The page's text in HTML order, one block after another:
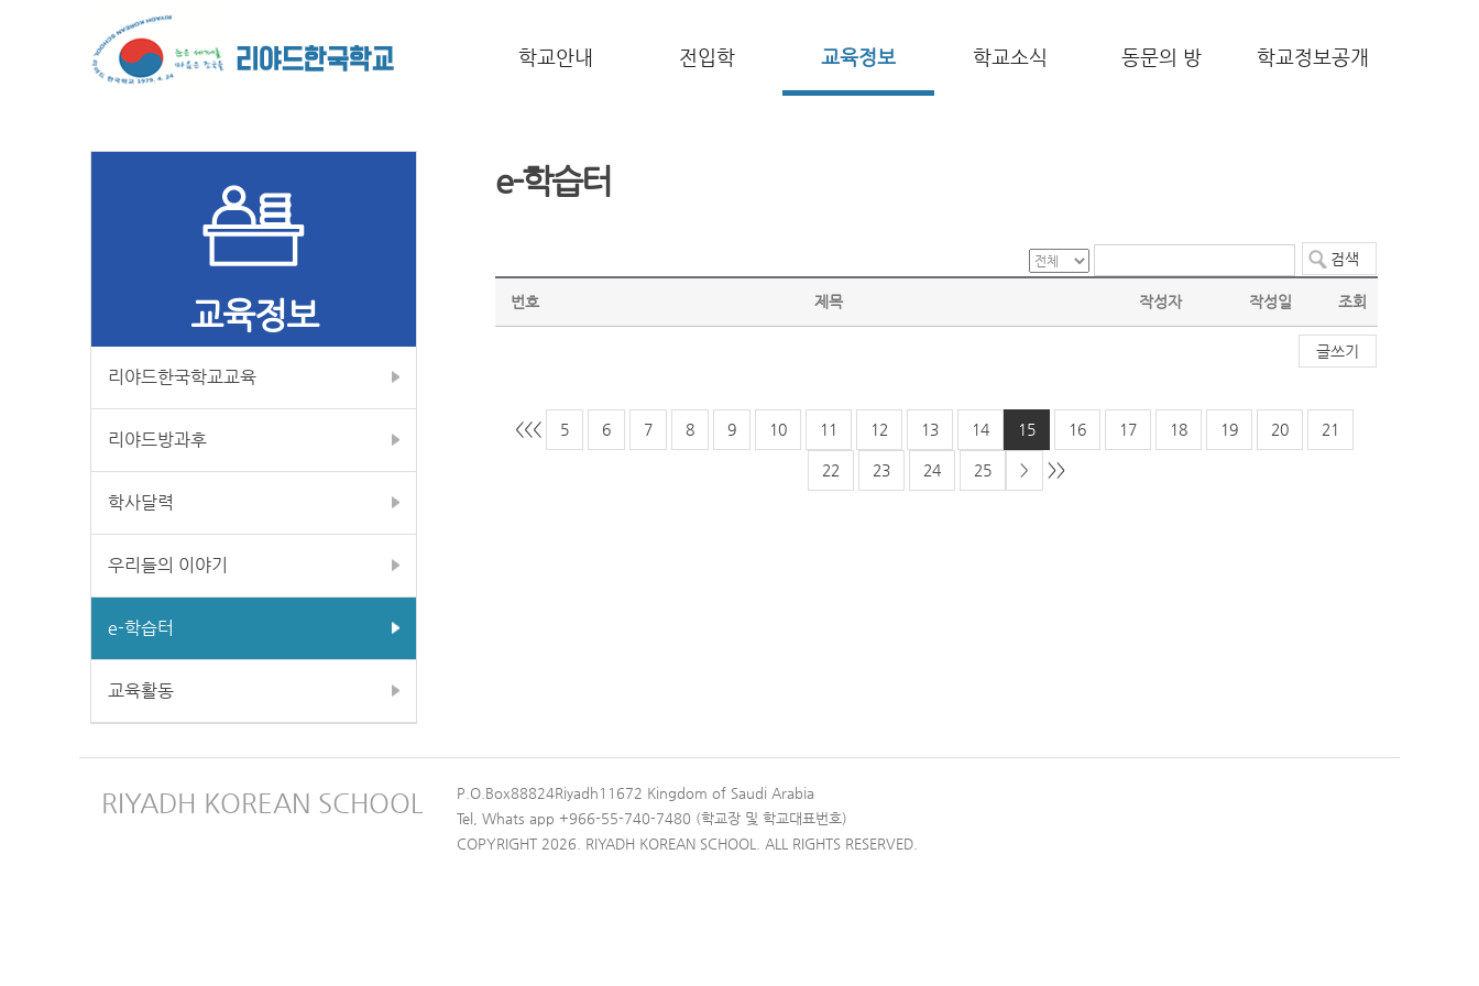
학교안내 전입학 교육정보 학교소식 동문의 방 학교정보공개
교육정보
리야드한국학교교육
리야드방과후
학사달력
우리들의 이야기
e-학습터
교육활동
e-학습터
번호 제목 작성자 작성일 조회
글쓰기
<<< 5 6 7 8 9 10 11 12 13 14 15 16 17 18 19 20 21
22 23 24 25 > >>
RIYADH KOREAN SCHOOL
P.O.Box88824Riyadh11672 Kingdom of Saudi Arabia
Tel, Whats app +966-55-740-7480 (학교장 및 학교대표번호)
COPYRIGHT 2026. RIYADH KOREAN SCHOOL. ALL RIGHTS RESERVED.